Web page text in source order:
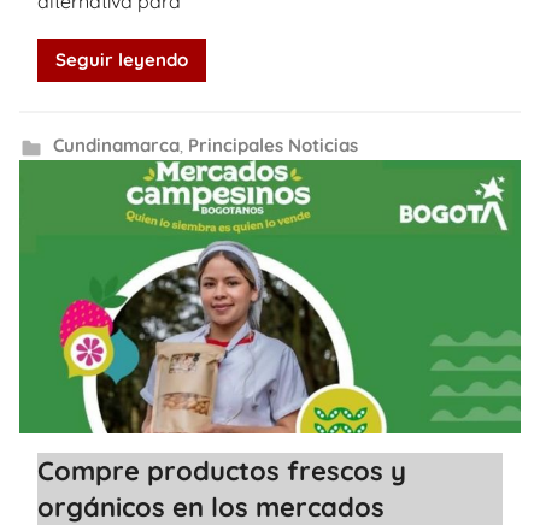
Seguir leyendo
Cundinamarca, Principales Noticias
Compre productos frescos y
orgánicos en los mercados